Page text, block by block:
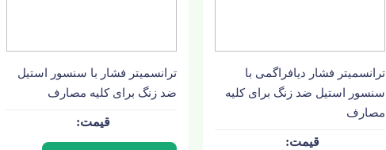
ترانسمیتر فشار دیافراگمی با
سنسور استیل ضد زنگ برای کلیه
مصارف
ترانسمیتر فشار با سنسور استیل
ضد زنگ برای کلیه مصارف